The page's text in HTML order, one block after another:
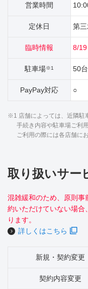
営業時間
定休日 第
臨時情報 8/
駐車場※1 50台
PayPay対応 ○
※1 店舗によっては、近隣駐
手続き内容や駐車場ご利
ご利用の際には各店舗に
取り扱いサー
混雑緩和のため、原則
約いただけていない場合
ります。
詳しくはこちら
新規・契約変更
契約内容変更